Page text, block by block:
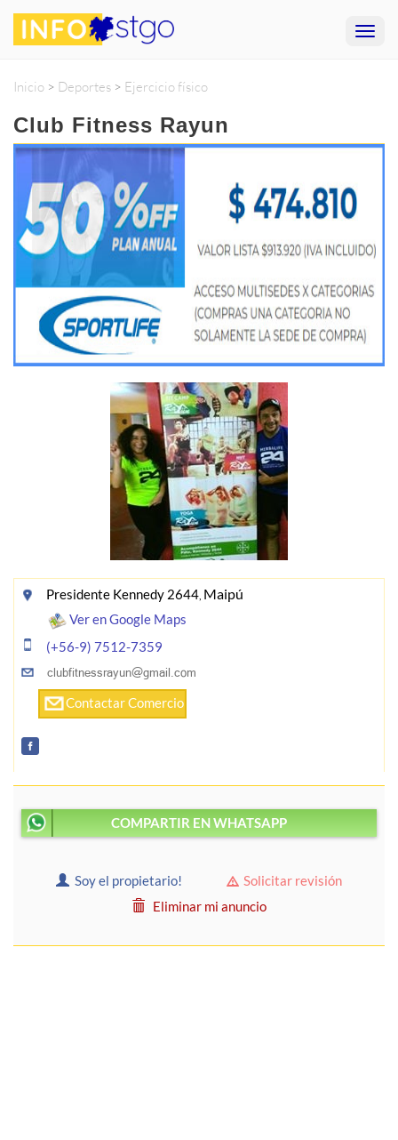
Inicio > Deportes > Ejercicio físico
Club Fitness Rayun
Presidente Kennedy 2644, Maipú
Ver en Google Maps
(+56-9) 7512-7359
Contactar Comercio
COMPARTIR EN WHATSAPP
Soy el propietario!
Solicitar revisión
Eliminar mi anuncio